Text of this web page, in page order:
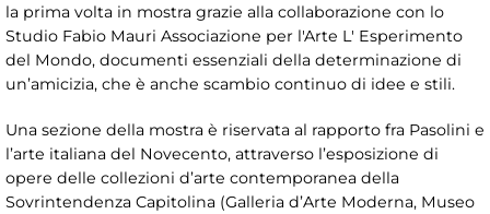
la prima volta in mostra grazie alla collaborazione con lo
Studio Fabio Mauri Associazione per l'Arte L' Esperimento
del Mondo, documenti essenziali della determinazione di
un’amicizia, che è anche scambio continuo di idee e stili.
Una sezione della mostra è riservata al rapporto fra Pasolini e
l’arte italiana del Novecento, attraverso l’esposizione di
opere delle collezioni d’arte contemporanea della
Sovrintendenza Capitolina (Galleria d’Arte Moderna, Museo